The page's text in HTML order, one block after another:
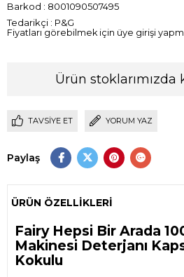
Barkod : 8001090507495
Tedarikçi : P&G
Fiyatları görebilmek için üye girişi
Ürün stoklarımızda
TAVSIYE ET YORUM YAZ
Paylaş
ÜRÜN ÖZELLIKLERI
Fairy Hepsi Bir Arada
Makinesi Deterjanı
Kokulu